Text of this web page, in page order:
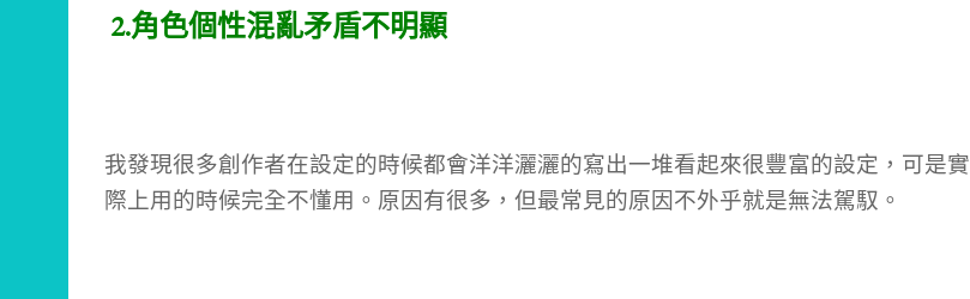
2.角色個性混亂矛盾不明顯
我發現很多創作者在設定的時候都會洋洋灑灑的寫出一堆看起來很豐富的設定，可是實
際上用的時候完全不懂用。原因有很多，但最常見的原因不外乎就是無法駕馭。